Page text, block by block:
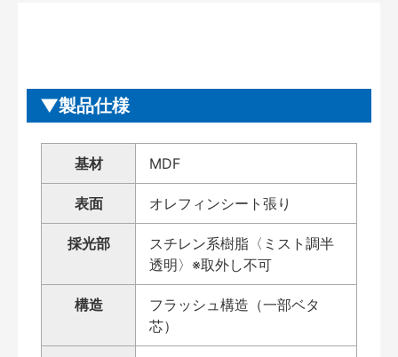
製品仕様
基材 MDF
表面 オレフィンシート張り
採光部
スチレン系樹脂〈ミスト調半
透明〉※取外し不可
構造
フラッシュ構造（一部ベタ
芯）